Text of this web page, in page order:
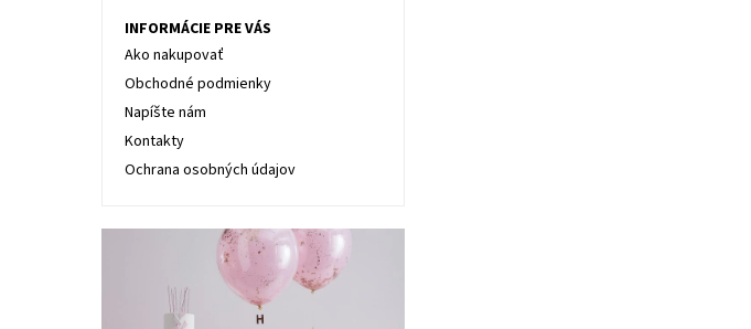
INFORMÁCIE PRE VÁS
Ako nakupovať
Obchodné podmienky
Napíšte nám
Kontakty
Ochrana osobných údajov